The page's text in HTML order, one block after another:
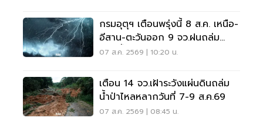
กรมอุตุฯ เตือนพรุ่งนี้ 8 ส.ค. เหนือ-
อีสาน-ตะวันออก 9 จว.ฝนถล่ม
ระวังน้ำท่วมฉับพลัน
07 ส.ค. 2569 | 10:20 น.
เตือน 14 จว.เฝ้าระวังแผ่นดินถล่ม
น้ำป่าไหลหลากวันที่ 7-9 ส.ค.69
07 ส.ค. 2569 | 08:45 น.